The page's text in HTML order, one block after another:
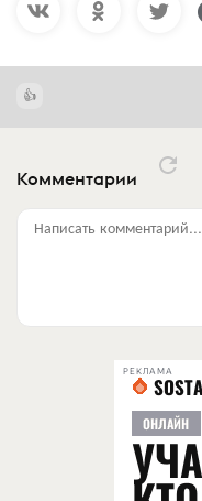
Комментарии
Написать комментарий...
РЕКЛАМА